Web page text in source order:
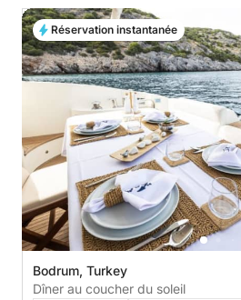
Bodrum, Turkey
Dîner au coucher du soleil
Réservation instantanée